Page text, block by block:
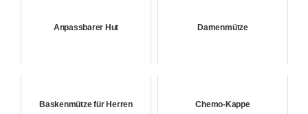
Anpassbarer Hut Damenmütze
Baskenmütze für Herren Chemo-Kappe